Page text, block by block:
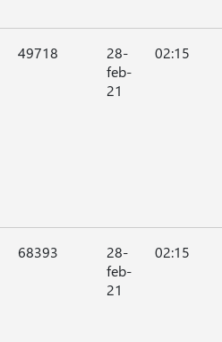
49718
28-
feb-
21
02:15
68393
28-
feb-
21
02:15